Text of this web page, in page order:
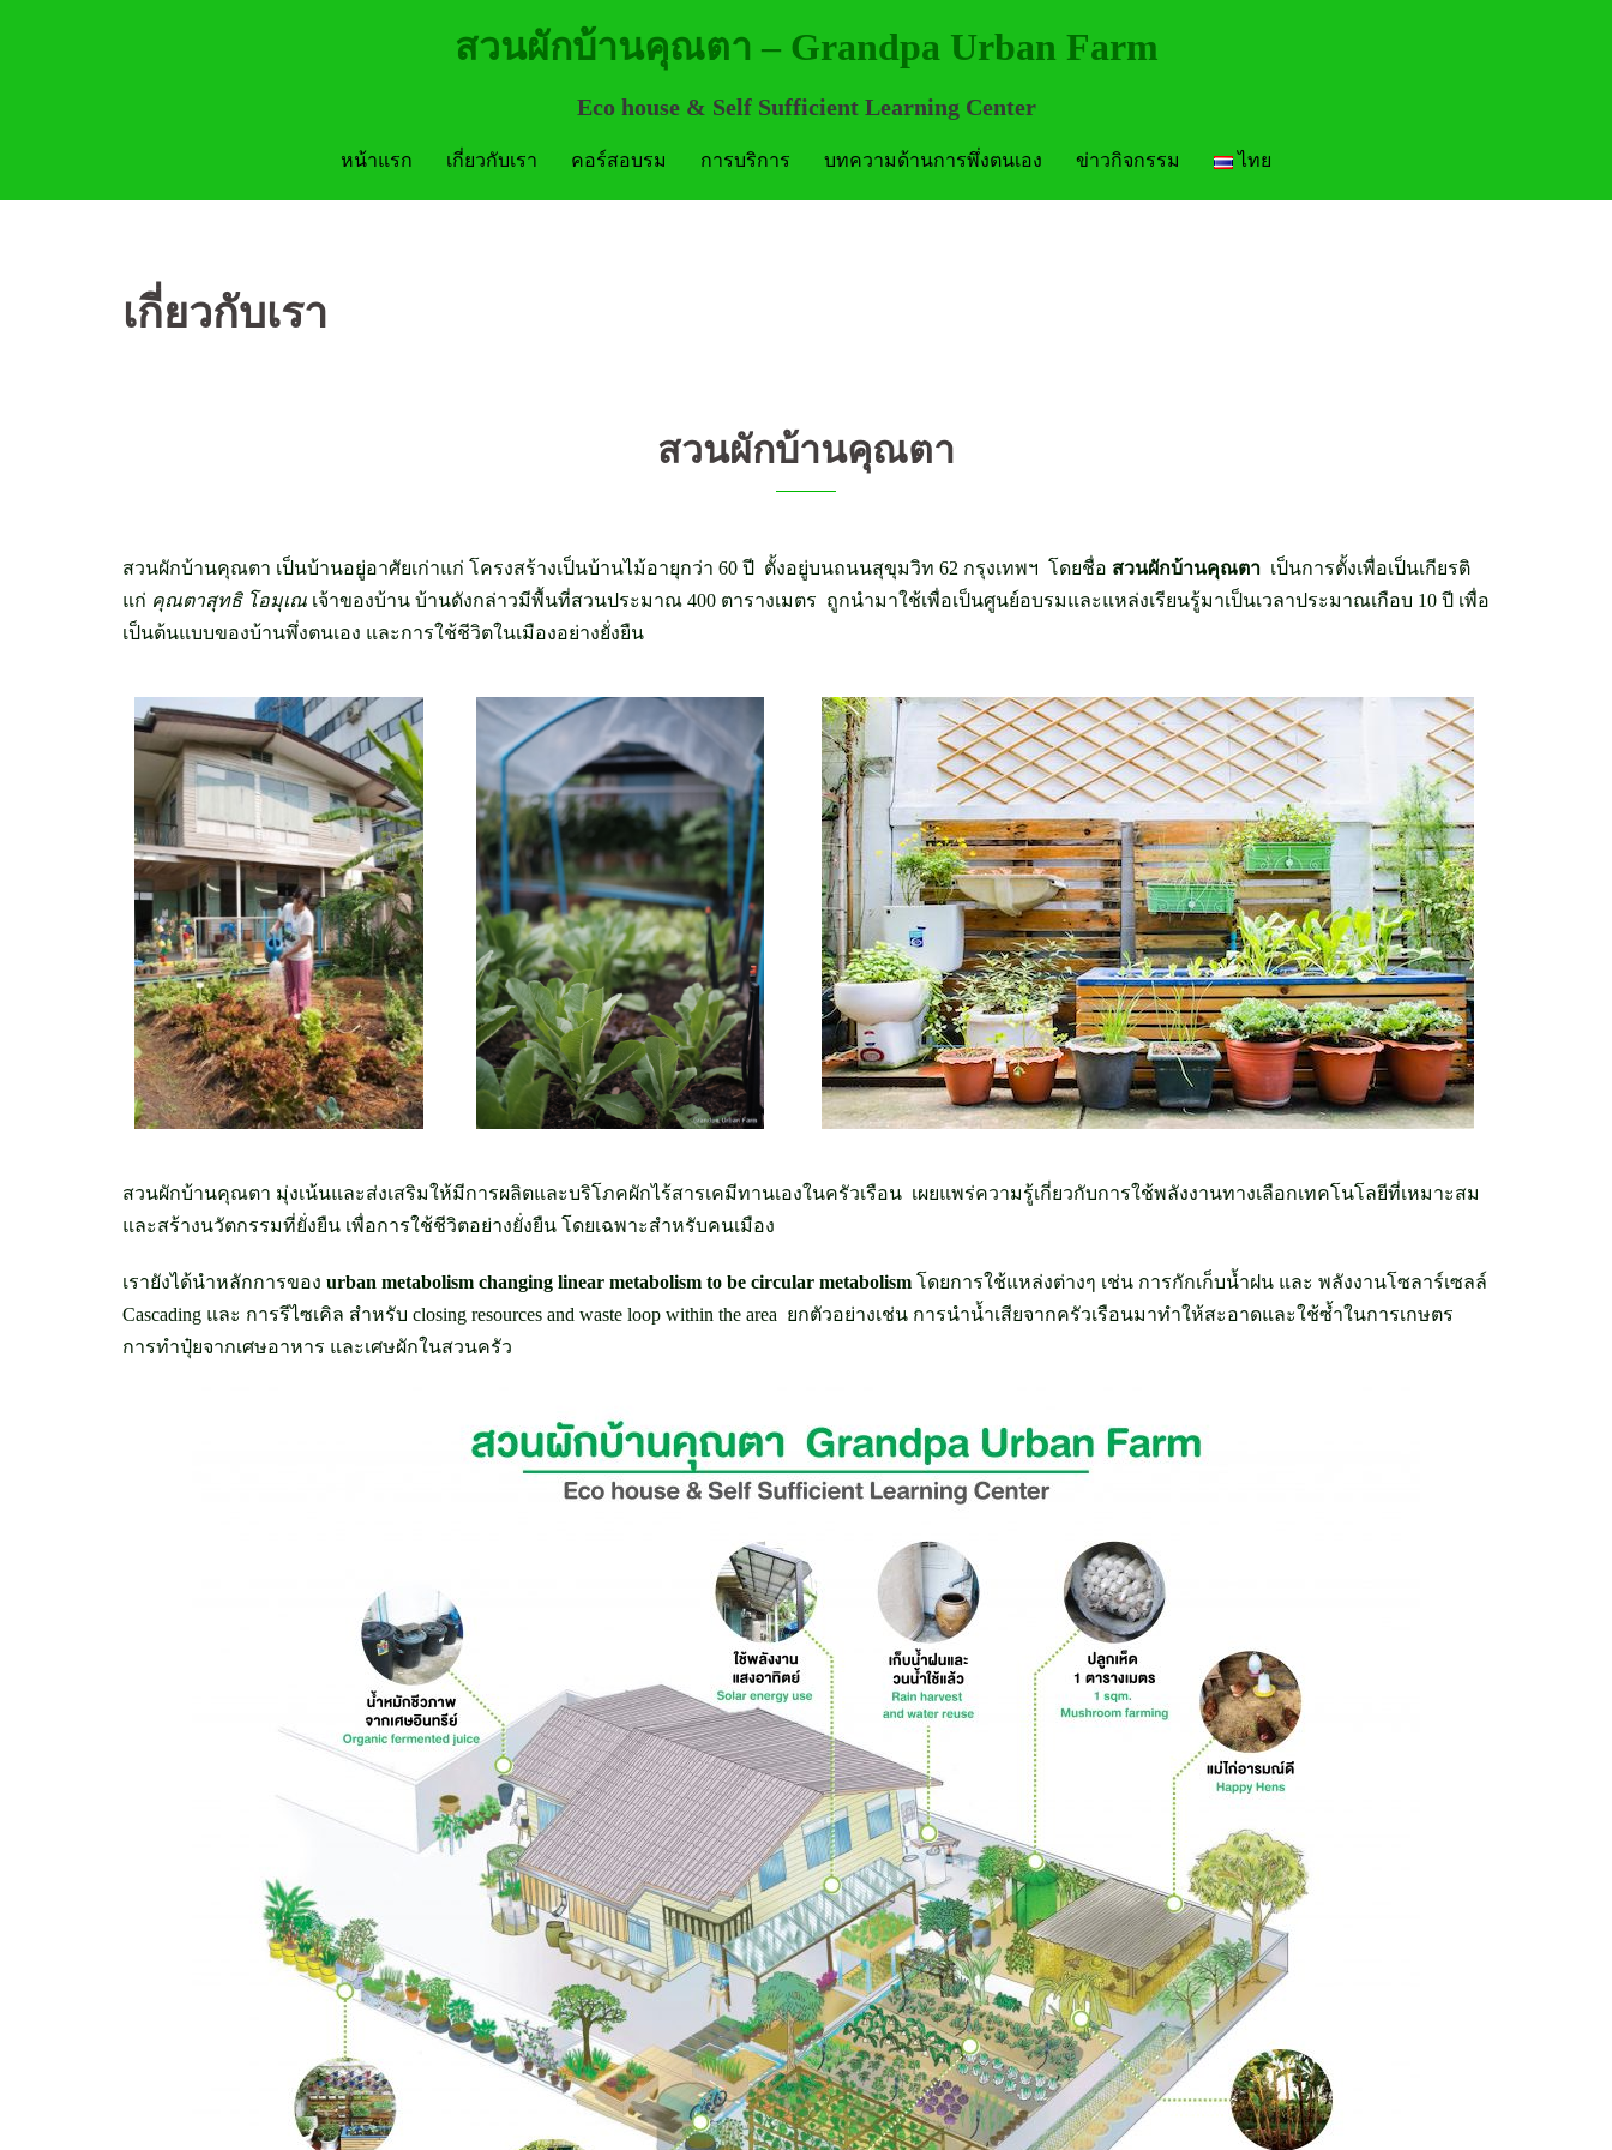
สวนผักบ้านคุณตา – Grandpa Urban Farm
Eco house & Self Sufficient Learning Center
หน้าแรก เกี่ยวกับเรา คอร์สอบรม การบริการ บทความด้านการพึ่งตนเอง ข่าวกิจกรรม ไทย
เกี่ยวกับเรา
สวนผักบ้านคุณตา
สวนผักบ้านคุณตา เป็นบ้านอยู่อาศัยเก่าแก่ โครงสร้างเป็นบ้านไม้อายุกว่า 60 ปี ตั้งอยู่บนถนนสุขุมวิท 62 กรุงเทพฯ โดยชื่อ สวนผักบ้านคุณตา เป็นการตั้งเพื่อเป็นเกียรติ
แก่ คุณตาสุทธิ โอมุเณ เจ้าของบ้าน บ้านดังกล่าวมีพื้นที่สวนประมาณ 400 ตารางเมตร ถูกนำมาใช้เพื่อเป็นศูนย์อบรมและแหล่งเรียนรู้มาเป็นเวลาประมาณเกือบ 10 ปี เพื่อ
เป็นต้นแบบของบ้านพึ่งตนเอง และการใช้ชีวิตในเมืองอย่างยั่งยืน
สวนผักบ้านคุณตา มุ่งเน้นและส่งเสริมให้มีการผลิตและบริโภคผักไร้สารเคมีทานเองในครัวเรือน เผยแพร่ความรู้เกี่ยวกับการใช้พลังงานทางเลือกเทคโนโลยีที่เหมาะสม
และสร้างนวัตกรรมที่ยั่งยืน เพื่อการใช้ชีวิตอย่างยั่งยืน โดยเฉพาะสำหรับคนเมือง
เรายังได้นำหลักการของ urban metabolism changing linear metabolism to be circular metabolism โดยการใช้แหล่งต่างๆ เช่น การกักเก็บน้ำฝน และ พลังงานโซลาร์เซลล์
Cascading และ การรีไซเคิล สำหรับ closing resources and waste loop within the area ยกตัวอย่างเช่น การนำน้ำเสียจากครัวเรือนมาทำให้สะอาดและใช้ซ้ำในการเกษตร
การทำปุ๋ยจากเศษอาหาร และเศษผักในสวนครัว